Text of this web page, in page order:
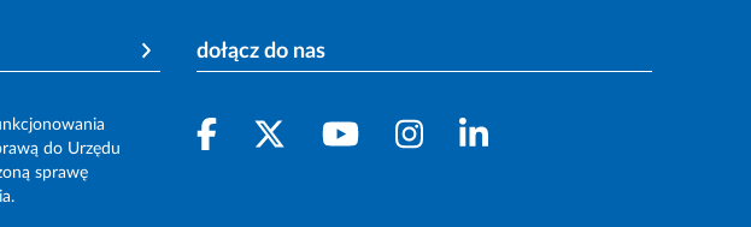
do Urzędu
sprawę
dołącz do nas